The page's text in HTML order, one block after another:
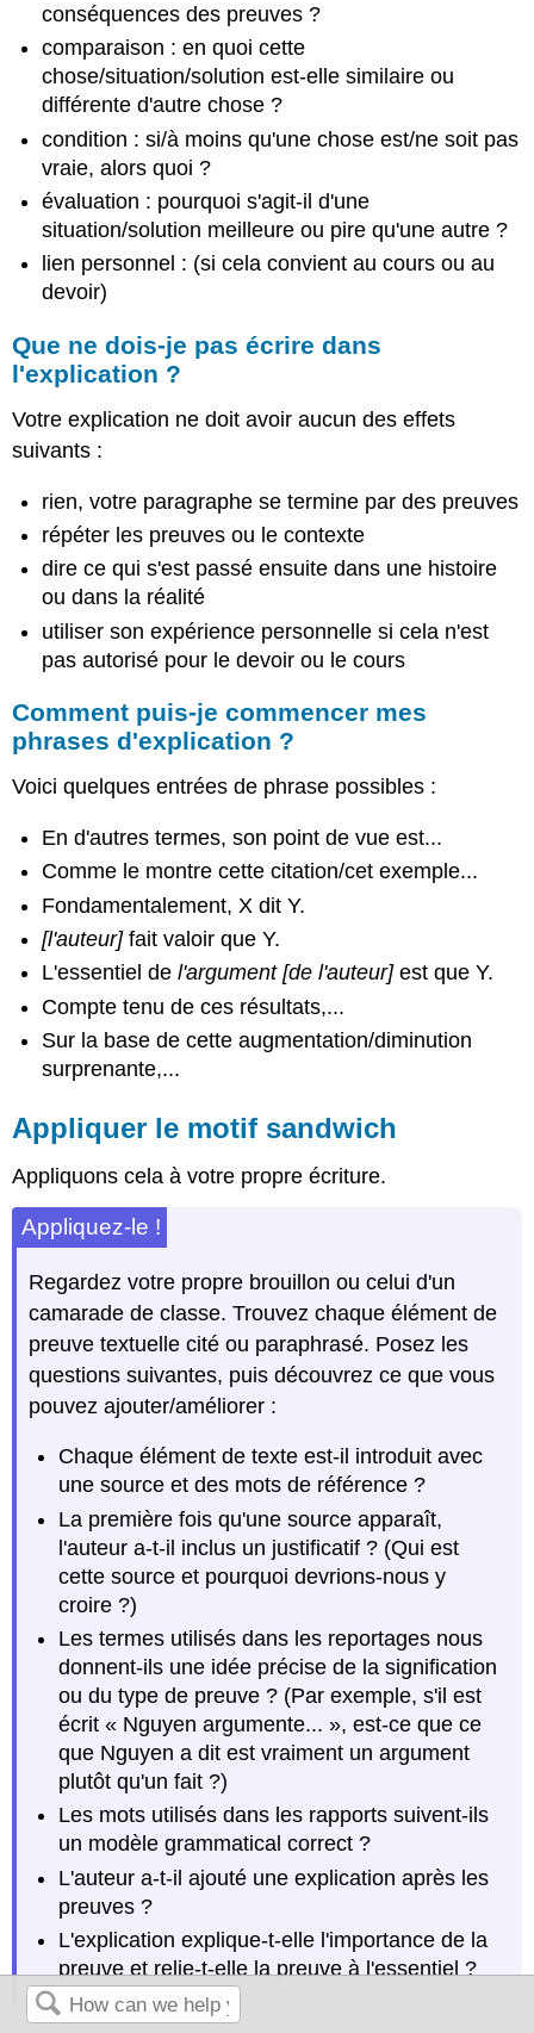
conséquences des preuves ?
comparaison : en quoi cette
chose/situation/solution est-elle similaire ou
différente d'autre chose ?
condition : si/à moins qu'une chose est/ne soit pas
vraie, alors quoi ?
évaluation : pourquoi s'agit-il d'une
situation/solution meilleure ou pire qu'une autre ?
lien personnel : (si cela convient au cours ou au
devoir)
Que ne dois-je pas écrire dans
l'explication ?
Votre explication ne doit avoir aucun des effets
suivants :
rien, votre paragraphe se termine par des preuves
répéter les preuves ou le contexte
dire ce qui s'est passé ensuite dans une histoire
ou dans la réalité
utiliser son expérience personnelle si cela n'est
pas autorisé pour le devoir ou le cours
Comment puis-je commencer mes
phrases d'explication ?
Voici quelques entrées de phrase possibles :
En d'autres termes, son point de vue est...
Comme le montre cette citation/cet exemple...
Fondamentalement, X dit Y.
[l'auteur]fait valoir que Y.
L'essentiel del'argument [de l'auteur]est que Y.
Compte tenu de ces résultats,...
Sur la base de cette augmentation/diminution
surprenante,...
Appliquer le motif sandwich
Appliquons cela à votre propre écriture.
Appliquez-le !
Regardez votre propre brouillon ou celui d'un
camarade de classe. Trouvez chaque élément de
preuve textuelle cité ou paraphrasé. Posez les
questions suivantes, puis découvrez ce que vous
pouvez ajouter/améliorer :
Chaque élément de texte est-il introduit avec
une source et des mots de référence ?
La première fois qu'une source apparaît,
l'auteur a-t-il inclus un justificatif ? (Qui est
cette source et pourquoi devrions-nous y
croire ?)
Les termes utilisés dans les reportages nous
donnent-ils une idée précise de la signification
ou du type de preuve ? (Par exemple, s'il est
écrit « Nguyen argumente... », est-ce que ce
que Nguyen a dit est vraiment un argument
plutôt qu'un fait ?)
Les mots utilisés dans les rapports suivent-ils
un modèle grammatical correct ?
L'auteur a-t-il ajouté une explication après les
preuves ?
L'explication explique-t-elle l'importance de la
preuve et relie-t-elle la preuve à l'essentiel ?